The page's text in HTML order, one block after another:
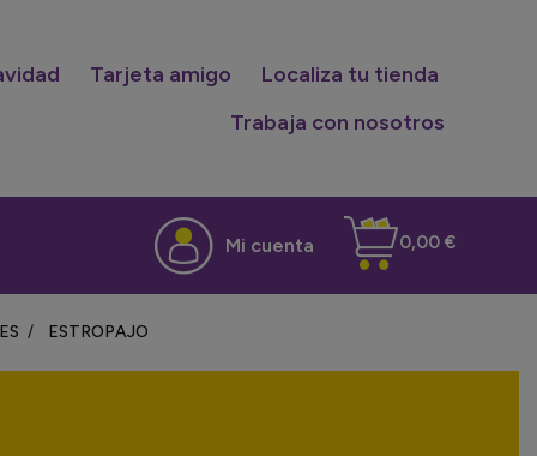
Tarjeta amigo
Localiza tu tienda
Trabaja con nosotros
Mi cuenta 0,00 €
ESTROPAJO